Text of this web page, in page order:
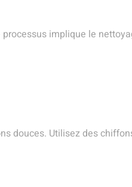
implique le
douces. Utilisez des